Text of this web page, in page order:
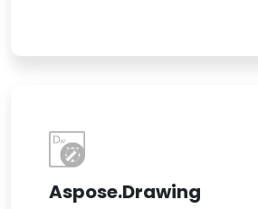
Aspose.Drawing